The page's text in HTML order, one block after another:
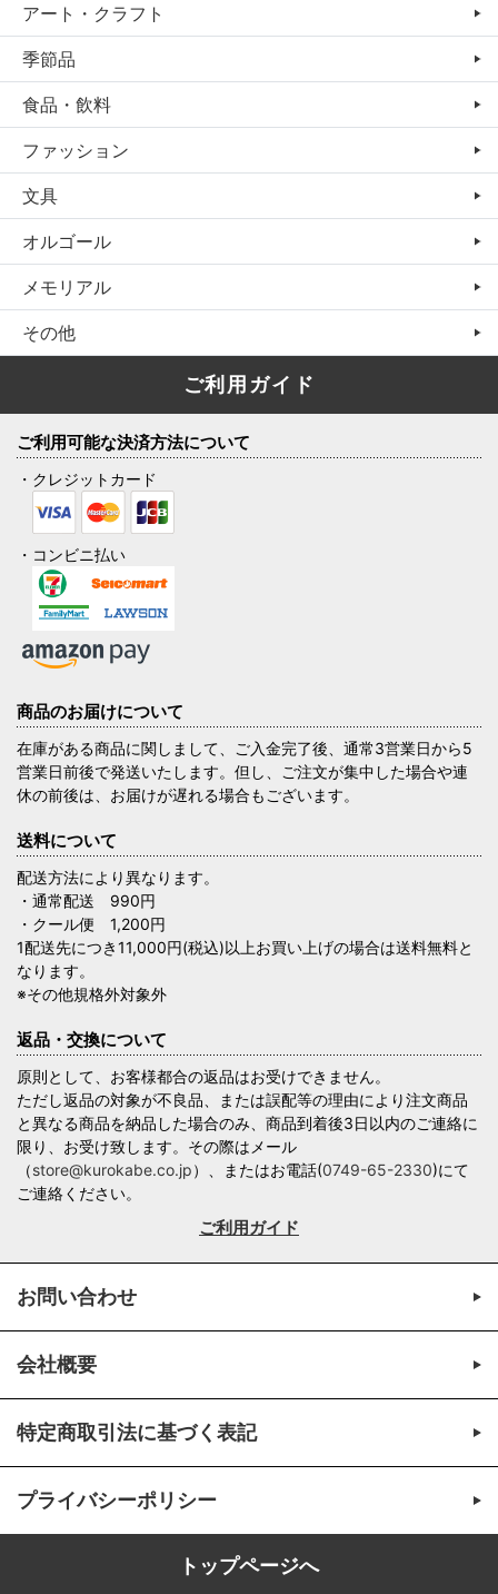
アート・クラフト
季節品
食品・飲料
ファッション
文具
オルゴール
メモリアル
その他
ご利用ガイド
ご利用可能な決済方法について
・クレジットカード
・コンビニ払い
商品のお届けについて
在庫がある商品に関しまして、ご入金完了後、通常3営業日から5
営業日前後で発送いたします。但し、ご注文が集中した場合や連
休の前後は、お届けが遅れる場合もございます。
送料について
配送方法により異なります。
・通常配送 990円
・クール便 1,200円
1配送先につき11,000円(税込)以上お買い上げの場合は送料無料と
なります。
※その他規格外対象外
返品・交換について
原則として、お客様都合の返品はお受けできません。
ただし返品の対象が不良品、または誤配等の理由により注文商品
と異なる商品を納品した場合のみ、商品到着後3日以内のご連絡に
限り、お受け致します。その際はメール
（store@kurokabe.co.jp）、またはお電話(0749-65-2330)にて
ご連絡ください。
ご利用ガイド
お問い合わせ
会社概要
特定商取引法に基づく表記
プライバシーポリシー
トップページへ